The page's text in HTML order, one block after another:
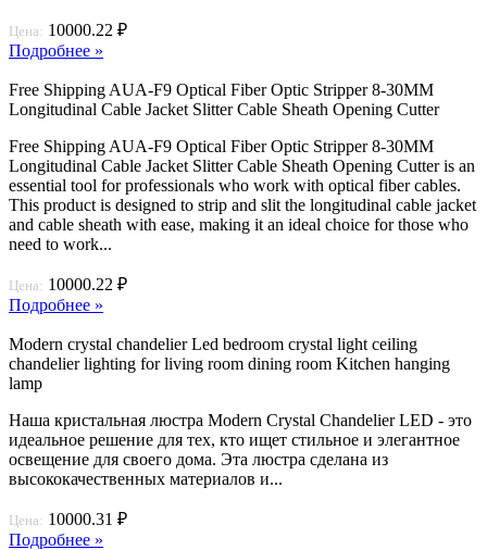
Цена: 10000.22 ₽
Подробнее »
Free Shipping AUA-F9 Optical Fiber Optic Stripper 8-30MM
Longitudinal Cable Jacket Slitter Cable Sheath Opening Cutter
Free Shipping AUA-F9 Optical Fiber Optic Stripper 8-30MM
Longitudinal Cable Jacket Slitter Cable Sheath Opening Cutter is an
essential tool for professionals who work with optical fiber cables.
This product is designed to strip and slit the longitudinal cable jacket
and cable sheath with ease, making it an ideal choice for those who
need to work...
Цена: 10000.22 ₽
Подробнее »
Modern crystal chandelier Led bedroom crystal light ceiling
chandelier lighting for living room dining room Kitchen hanging
lamp
Наша кристальная люстра Modern Crystal Chandelier LED - это
идеальное решение для тех, кто ищет стильное и элегантное
освещение для своего дома. Эта люстра сделана из
высококачественных материалов и...
Цена: 10000.31 ₽
Подробнее »